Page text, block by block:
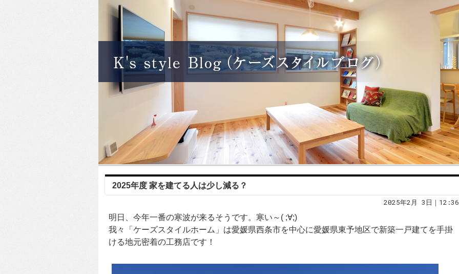
2025年度 家を建てる人は少し減る？
2025年2月 3日｜12:36
明日、今年一番の寒波が来るそうです。寒い～( ;∀;)
我々「ケーズスタイルホーム」は愛媛県西条市を中心に愛媛県東予地区で新築一戸建てを手掛
ける地元密着の工務店です！